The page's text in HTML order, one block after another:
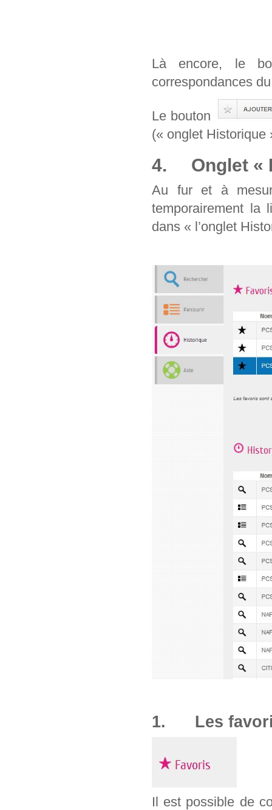
Là encore, le
correspondances
Le bouton
(« onglet Historique
4. Onglet «
Au fur et à
temporairement la
dans « l’onglet
1. Les
Il est possible de